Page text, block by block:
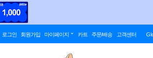
로그인 회원가입 마이페이지 카트 주문/배송 고객센터